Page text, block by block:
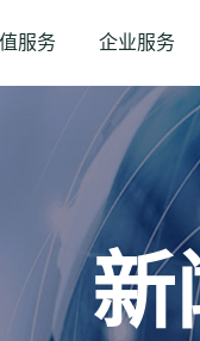
服务 企业服务
新